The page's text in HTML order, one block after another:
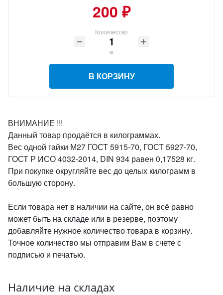
200 ₽
Количество
кг
В КОРЗИНУ
ВНИМАНИЕ !!!
Данный товар продаётся в килограммах.
Вес одной гайки М27 ГОСТ 5915-70, ГОСТ 5927-70,
ГОСТ Р ИСО 4032-2014, DIN 934 равен 0,17528 кг.
При покупке округляйте вес до целых килограмм в
большую сторону.
Если товара нет в наличии на сайте, он всё равно
может быть на складе или в резерве, поэтому
добавляйте нужное количество товара в корзину.
Точное количество мы отправим Вам в счете с
подписью и печатью.
Наличие на складах